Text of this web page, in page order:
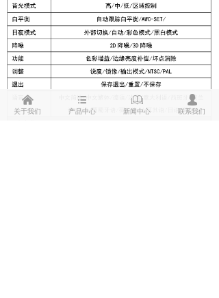
낀
关于我们
뀑
产品中心
ꁡ
新闻中心
넙
联系我们